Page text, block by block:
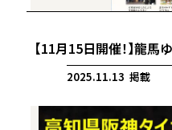
【11月15日開催！】龍馬
2025.11.13 掲載